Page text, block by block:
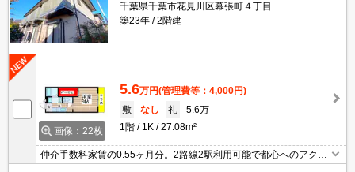
千葉県千葉市花見川区幕張町４丁目
築23年
2階建
画像：22枚
5.6万円(管理費等：4,000円)
敷
なし 礼
5.6万
1階
1K 27.08m²
仲介手数料家賃の0.55ヶ月分。2路線2駅利用可能で都心へのアクセ
ス良好。閑静な住宅街。デジタルロックキー対応。敷地内防犯カメ